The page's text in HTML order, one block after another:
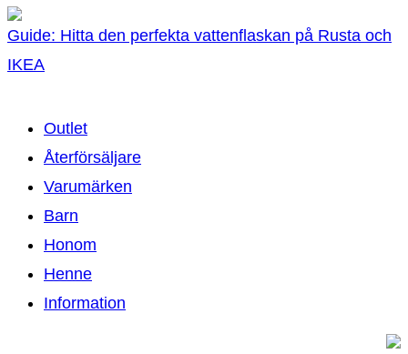
Guide: Hitta den perfekta vattenflaskan på Rusta och
IKEA
Outlet
Återförsäljare
Varumärken
Barn
Honom
Henne
Information